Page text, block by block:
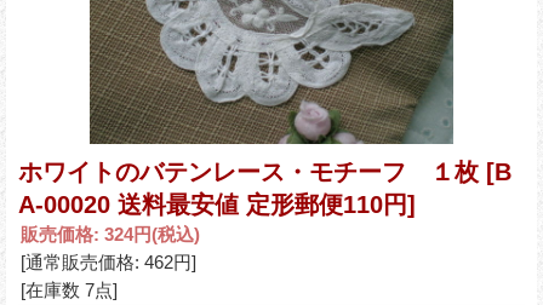
ホワイトのバテンレース・モチーフ １枚 [B
A-00020 送料最安値 定形郵便110円]
販売価格: 324円(税込)
[通常販売価格: 462円]
[在庫数 7点]